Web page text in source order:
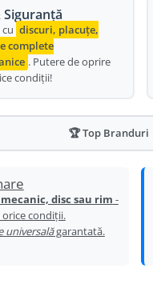
Siguranță
discuri, placuțe,
complete
. Putere de oprire
condiții!
🏆 Top Branduri
disc sau rim -
condiții.
universalăgarantată.